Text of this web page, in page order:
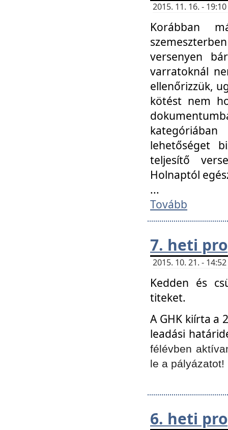
2015. 11. 16. -
Korábban
versenyen
varratoknál
ellenőrizzük,
kötést nem
lehetőséget
teljesítő
Holnaptól
...
Tovább
7. heti
2015. 10. 21. -
Kedden és
titeket.
A GHK kiírta a
leadási
félévben
le a pályázatot!
6. heti